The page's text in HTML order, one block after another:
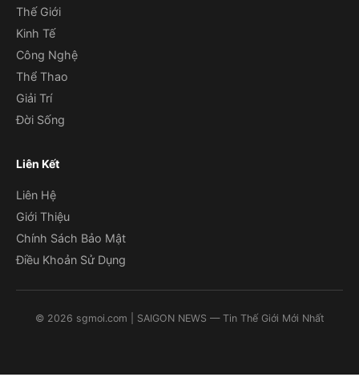
Thế Giới
Kinh Tế
Công Nghệ
Thể Thao
Giải Trí
Đời Sống
Liên Kết
Liên Hệ
Giới Thiệu
Chính Sách Bảo Mật
Điều Khoản Sử Dụng
© 2026 sgmoi.com | SAIGON NEWS — Tin Thế Giới Mới Nhất